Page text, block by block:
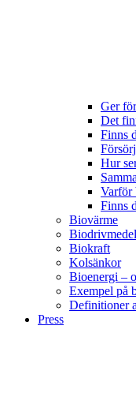
Ger
Det
Finns
Hur
Varför
Finns
Biovärme
Biodrivmedel
Biokraft
Kolsänkor
Bioenergi –
Exempel på
Definitioner
Press